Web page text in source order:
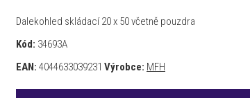
Dalekohled skládací 20 x 50 včetně pouzdra
Kód: 34693A
EAN: 4044633039231 Výrobce: MFH